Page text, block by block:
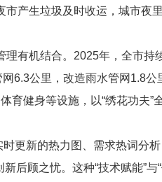
市产生垃圾及时收运，城市夜
有机结合。 2025年，全市持
6.3公里，改造雨水管网 1.8公
育健身等设施，以“绣花功夫
更新的热力图、需求热词分析
后顾之忧。这种“技术赋能”